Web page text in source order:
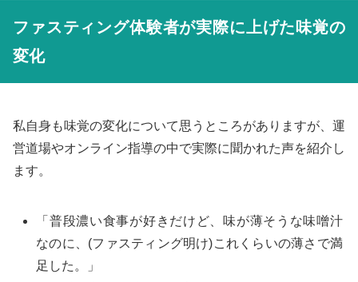
ファスティング体験者が実際に上げた味覚の
変化
私自身も味覚の変化について思うところがありますが、運
営道場やオンライン指導の中で実際に聞かれた声を紹介し
ます。
「普段濃い食事が好きだけど、味が薄そうな味噌汁
なのに、(ファスティング明け)これくらいの薄さで満
足した。」